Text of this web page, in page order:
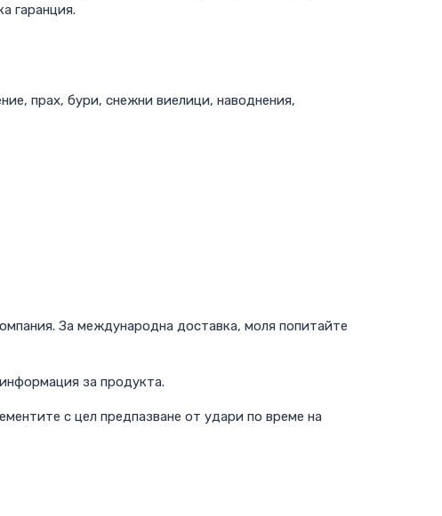
гаранция.
прах, бури, снежни виелици, наводнения,
За международна доставка, моля попитайте
за продукта.
с цел предпазване от удари по време на